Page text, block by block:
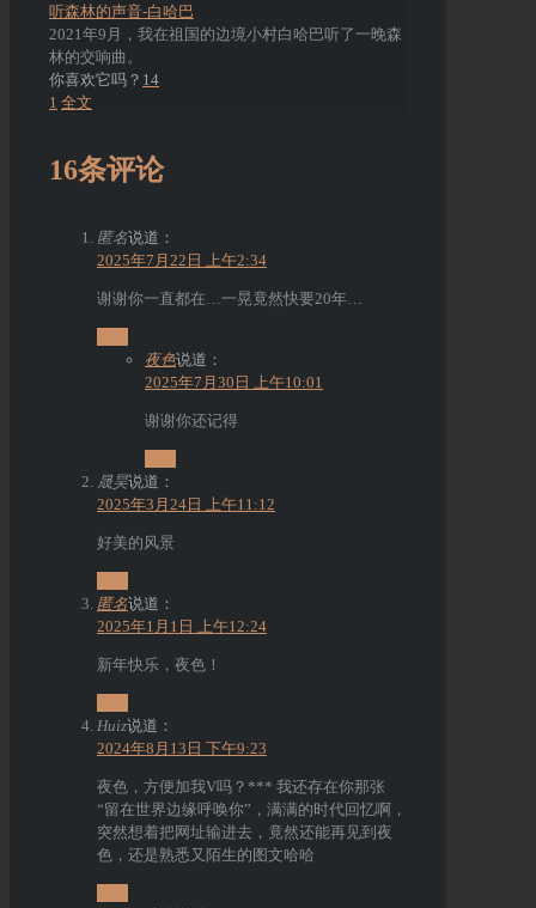
听森林的声音-白哈巴
2021年9月，我在祖国的边境小村白哈巴听了一晚森
林的交响曲。
你喜欢它吗？ 14
1 全文
16条评论
匿名说道：
2025年7月22日 上午2:34
谢谢你一直都在…一晃竟然快要20年…
夜色说道：
2025年7月30日 上午10:01
谢谢你还记得
晟昊说道：
2025年3月24日 上午11:12
好美的风景
匿名说道：
2025年1月1日 上午12:24
新年快乐，夜色！
Huiz说道：
2024年8月13日 下午9:23
夜色，方便加我V吗？*** 我还存在你那张
“留在世界边缘呼唤你”，满满的时代回忆啊，
突然想着把网址输进去，竟然还能再见到夜
色，还是熟悉又陌生的图文哈哈